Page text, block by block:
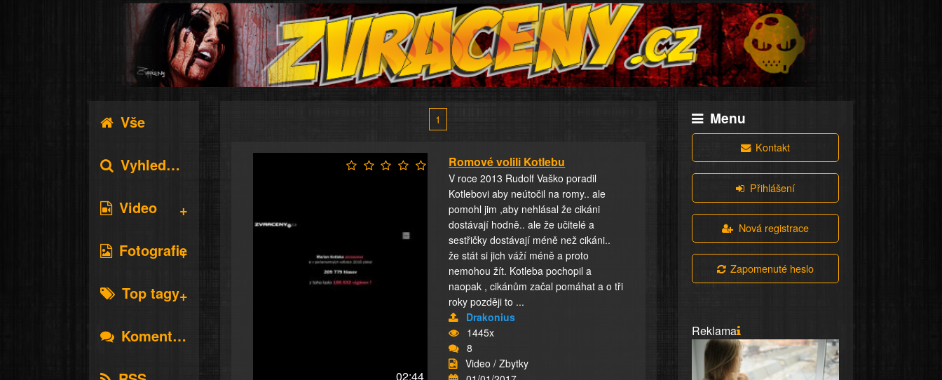
Vše
Vyhledávání
Video
Fotografie
Top tagy
Komentáře
1
02:44
Romové volili Kotlebu
V roce 2013 Rudolf Vaško poradil
Kotlebovi aby neútočil na romy.. ale
pomohl jim ,aby nehlásal že cikáni
dostávají hodně.. ale že učitelé a
sestřičky dostávají méně než cikáni..
že stát si jich váží méně a proto
nemohou žít. Kotleba pochopil a
naopak , cikánům začal pomáhat a o tři
roky později to ...
Drakonius
1445x
8
Video / Zbytky
Menu
Kontakt
Přihlášení
Nová registrace
Zapomenuté heslo
Reklama